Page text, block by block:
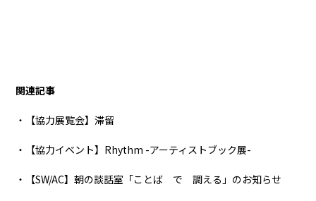
関連記事
・【協力展覧会】滞留
・【協力イベント】Rhythm -アーティストブック展-
・【SW/AC】朝の談話室「ことば で 調える」のお知らせ